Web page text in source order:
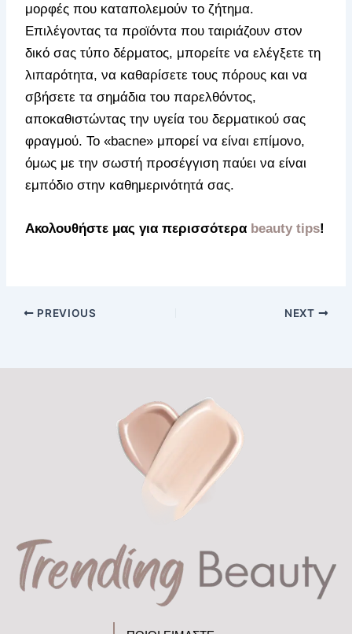
μορφές που καταπολεμούν το ζήτημα.
Επιλέγοντας τα προϊόντα που ταιριάζουν στον
δικό σας τύπο δέρματος, μπορείτε να ελέγξετε τη
λιπαρότητα, να καθαρίσετε τους πόρους και να
σβήσετε τα σημάδια του παρελθόντος,
αποκαθιστώντας την υγεία του δερματικού σας
φραγμού. Το «bacne» μπορεί να είναι επίμονο,
όμως με την σωστή προσέγγιση παύει να είναι
εμπόδιο στην καθημερινότητά σας.
Ακολουθήστε μας για περισσότερα beauty tips!
PREVIOUS NEXT